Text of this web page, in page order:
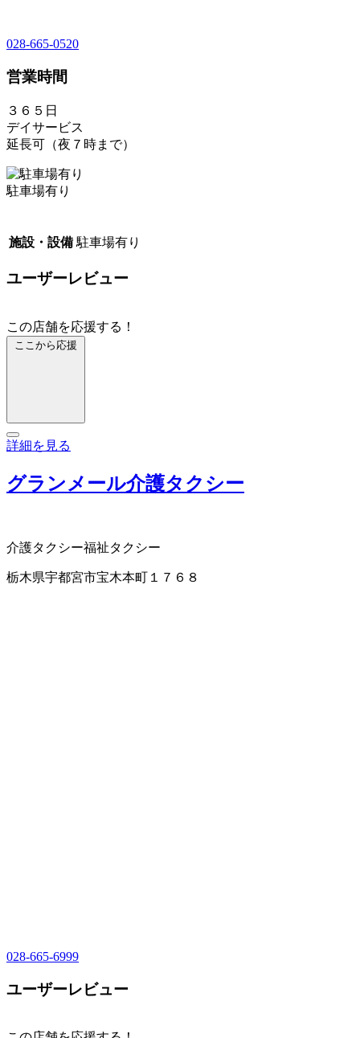
028-665-0520
営業時間
３６５日
デイサービス
延長可（夜７時まで）
駐車場有り
施設・設備 駐車場有り
ユーザーレビュー
この店舗を応援する！
ここから応援
詳細を見る
グランメール介護タクシー
介護タクシー福祉タクシー
栃木県宇都宮市宝木本町１７６８
028-665-6999
ユーザーレビュー